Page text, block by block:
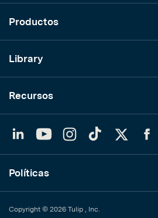
Productos
Library
Recursos
YouTubeInstagram
TikTok
Políticas
Copyright © 2026 Tulip , Inc.